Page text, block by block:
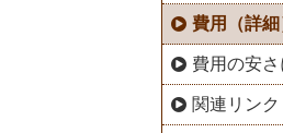
費用（詳細
費用の安
関連リンク